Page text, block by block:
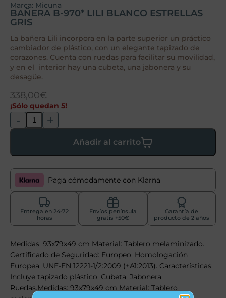
Marca: Micuna
BAÑERA B-970* LILI BLANCO ESTRELLAS
GRIS
La bañera Lili incorpora en la parte superior un práctico
cambiador de plástico, con un elegante tapizado de
corazones. Cuenta con ruedas para facilitar su movilidad,
y en el interior hay una cubeta, una jabonera y su
desagüe.
338,00€
¡Sólo quedan 5!
- +
Añadir al carrito
Paga cómodamente con Klarna
Entrega en 24-72
horas
Envíos península
gratis +50€
Garantía de
producto de 2 años
Medidas: 93x79x49 cm Material: Tablero melaminizado.
Certificado de Seguridad: Europeo. Homologación
Europea: UNE-EN 12221-1/2:2009 (+A1:2013). Características:
Incluye tapizado plástico. Cubeta. Jabonera.
Ruedas.Medidas: 93x79x49 cm Material: Tablero